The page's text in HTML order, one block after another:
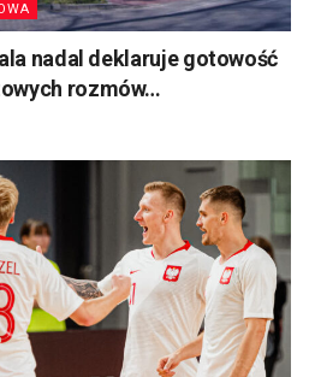
nadal deklaruje gotowość
rozmów…